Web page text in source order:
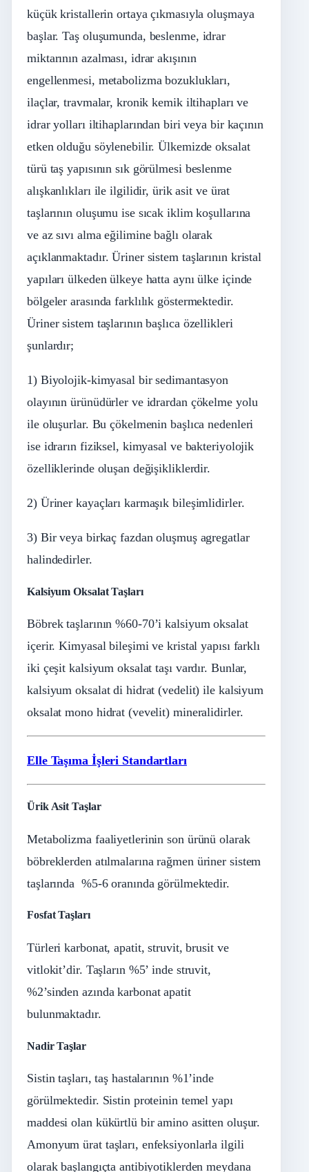
küçük kristallerin ortaya çıkmasıyla oluşmaya
başlar. Taş oluşumunda, beslenme, idrar
miktarının azalması, idrar akışının
engellenmesi, metabolizma bozuklukları,
ilaçlar, travmalar, kronik kemik iltihapları ve
idrar yolları iltihaplarından biri veya bir kaçının
etken olduğu söylenebilir. Ülkemizde oksalat
türü taş yapısının sık görülmesi beslenme
alışkanlıkları ile ilgilidir, ürik asit ve ürat
taşlarının oluşumu ise sıcak iklim koşullarına
ve az sıvı alma eğilimine bağlı olarak
açıklanmaktadır. Üriner sistem taşlarının kristal
yapıları ülkeden ülkeye hatta aynı ülke içinde
bölgeler arasında farklılık göstermektedir.
Üriner sistem taşlarının başlıca özellikleri
şunlardır;
1) Biyolojik-kimyasal bir sedimantasyon
olayının ürünüdürler ve idrardan çökelme yolu
ile oluşurlar. Bu çökelmenin başlıca nedenleri
ise idrarın fiziksel, kimyasal ve bakteriyolojik
özelliklerinde oluşan değişikliklerdir.
2) Üriner kayaçları karmaşık bileşimlidirler.
3) Bir veya birkaç fazdan oluşmuş agregatlar
halindedirler.
Kalsiyum Oksalat Taşları
Böbrek taşlarının %60-70’i kalsiyum oksalat
içerir. Kimyasal bileşimi ve kristal yapısı farklı
iki çeşit kalsiyum oksalat taşı vardır. Bunlar,
kalsiyum oksalat di hidrat (vedelit) ile kalsiyum
oksalat mono hidrat (vevelit) mineralidirler.
Elle Taşıma İşleri Standartları
Ürik Asit Taşlar
Metabolizma faaliyetlerinin son ürünü olarak
böbreklerden atılmalarına rağmen üriner sistem
taşlarında %5-6 oranında görülmektedir.
Fosfat Taşları
Türleri karbonat, apatit, struvit, brusit ve
vitlokit’dir. Taşların %5’ inde struvit,
%2’sinden azında karbonat apatit
bulunmaktadır.
Nadir Taşlar
Sistin taşları, taş hastalarının %1’inde
görülmektedir. Sistin proteinin temel yapı
maddesi olan kükürtlü bir amino asitten oluşur.
Amonyum ürat taşları, enfeksiyonlarla ilgili
olarak başlangıçta antibiyotiklerden meydana